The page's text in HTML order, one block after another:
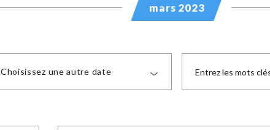
mars 2023
Choisissez une autre date